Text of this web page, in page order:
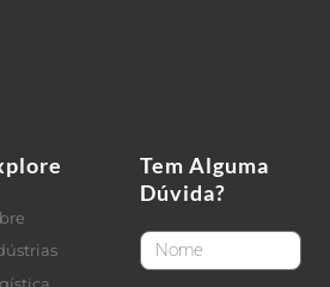
Tem Alguma
Dúvida?
FirstName